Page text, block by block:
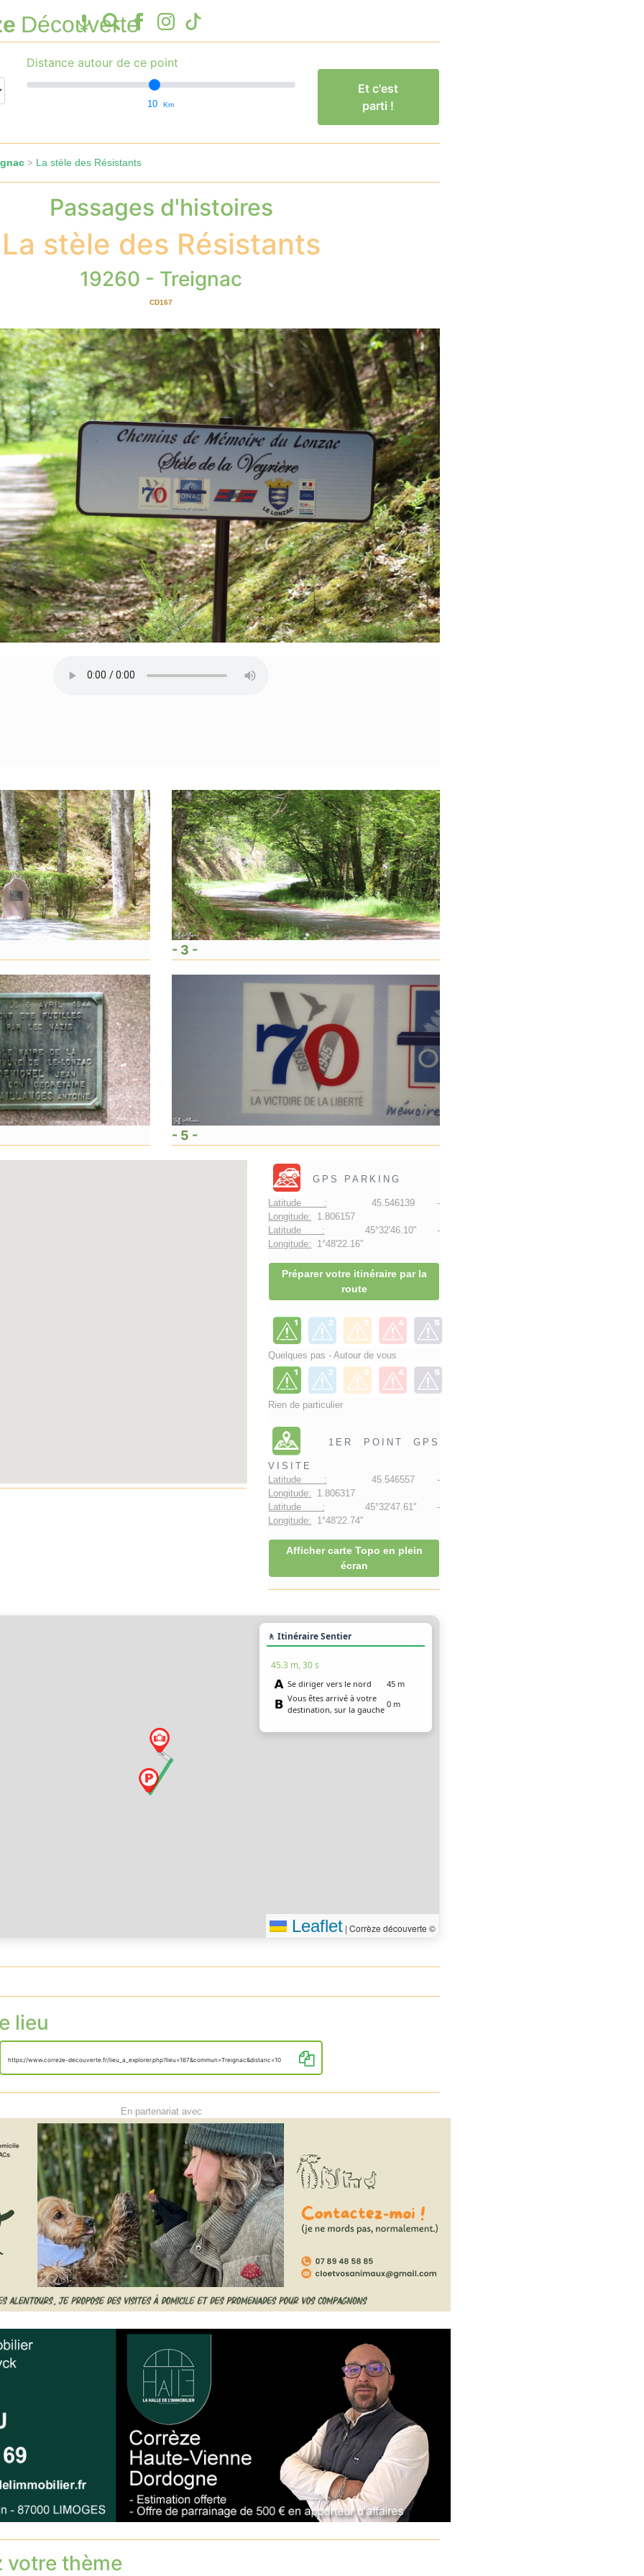
Découverte
Distance autour de ce point
10 Km
Et c'est
parti !
> La stèle des Résistants
Passages d'histoires
La stèle des Résistants
19260 - Treignac
CD167
- 3 -
- 5 -
GPS PARKING
Latitude : 45.546139 -
Longitude: 1.806157
Latitude : 45°32'46.10" -
Longitude: 1°48'22.16"
Préparer votre itinéraire par la
route
Quelques pas - Autour de vous
Rien de particulier
1ER POINT GPS
VISITE
Latitude : 45.546557 -
Longitude: 1.806317
Latitude : 45°32'47.61" -
Longitude: 1°48'22.74"
Afficher carte Topo en plein
écran
🚶 Itinéraire Sentier
45.3 m, 30 s
Se diriger vers le nord
45 m
Vous êtes arrivé à votre
destination, sur la gauche
0 m
Leaflet | Corrèze découverte ©
lieu
https://www.correze-decouverte.fr/lieu_a_explorer.php?lieu=167&commun=Treignac&distanc=10
En partenariat avec
votre thème